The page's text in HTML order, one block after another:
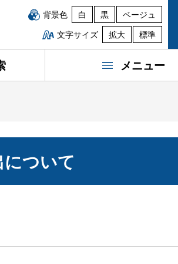
背景色 白 黒
ベージュ
文字サイズ
拡大 標準
メニュー
ついて